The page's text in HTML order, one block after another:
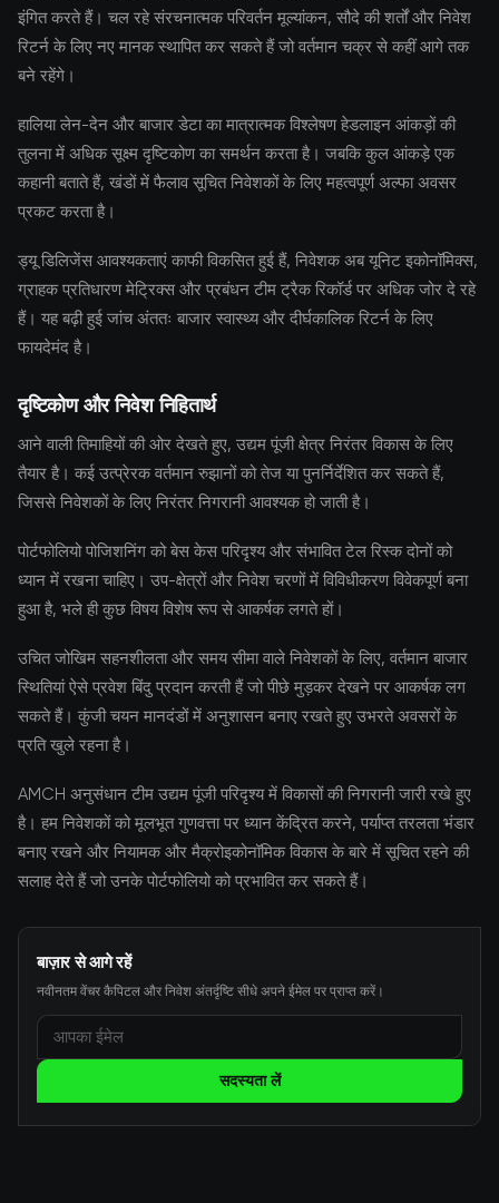
इंगित करते हैं। चल रहे संरचनात्मक परिवर्तन मूल्यांकन, सौदे की शर्तों और निवेश
रिटर्न के लिए नए मानक स्थापित कर सकते हैं जो वर्तमान चक्र से कहीं आगे तक
बने रहेंगे।
हालिया लेन-देन और बाजार डेटा का मात्रात्मक विश्लेषण हेडलाइन आंकड़ों की
तुलना में अधिक सूक्ष्म दृष्टिकोण का समर्थन करता है। जबकि कुल आंकड़े एक
कहानी बताते हैं, खंडों में फैलाव सूचित निवेशकों के लिए महत्वपूर्ण अल्फा अवसर
प्रकट करता है।
ड्यू डिलिजेंस आवश्यकताएं काफी विकसित हुई हैं, निवेशक अब यूनिट इकोनॉमिक्स,
ग्राहक प्रतिधारण मेट्रिक्स और प्रबंधन टीम ट्रैक रिकॉर्ड पर अधिक जोर दे रहे
हैं। यह बढ़ी हुई जांच अंततः बाजार स्वास्थ्य और दीर्घकालिक रिटर्न के लिए
फायदेमंद है।
दृष्टिकोण और निवेश निहितार्थ
आने वाली तिमाहियों की ओर देखते हुए, उद्यम पूंजी क्षेत्र निरंतर विकास के लिए
तैयार है। कई उत्प्रेरक वर्तमान रुझानों को तेज या पुनर्निर्देशित कर सकते हैं,
जिससे निवेशकों के लिए निरंतर निगरानी आवश्यक हो जाती है।
पोर्टफोलियो पोजिशनिंग को बेस केस परिदृश्य और संभावित टेल रिस्क दोनों को
ध्यान में रखना चाहिए। उप-क्षेत्रों और निवेश चरणों में विविधीकरण विवेकपूर्ण बना
हुआ है, भले ही कुछ विषय विशेष रूप से आकर्षक लगते हों।
उचित जोखिम सहनशीलता और समय सीमा वाले निवेशकों के लिए, वर्तमान बाजार
स्थितियां ऐसे प्रवेश बिंदु प्रदान करती हैं जो पीछे मुड़कर देखने पर आकर्षक लग
सकते हैं। कुंजी चयन मानदंडों में अनुशासन बनाए रखते हुए उभरते अवसरों के
प्रति खुले रहना है।
AMCH अनुसंधान टीम उद्यम पूंजी परिदृश्य में विकासों की निगरानी जारी रखे हुए
है। हम निवेशकों को मूलभूत गुणवत्ता पर ध्यान केंद्रित करने, पर्याप्त तरलता भंडार
बनाए रखने और नियामक और मैक्रोइकोनॉमिक विकास के बारे में सूचित रहने की
सलाह देते हैं जो उनके पोर्टफोलियो को प्रभावित कर सकते हैं।
बाज़ार से आगे रहें
नवीनतम वेंचर कैपिटल और निवेश अंतर्दृष्टि सीधे अपने ईमेल पर प्राप्त करें।
सदस्यता लें